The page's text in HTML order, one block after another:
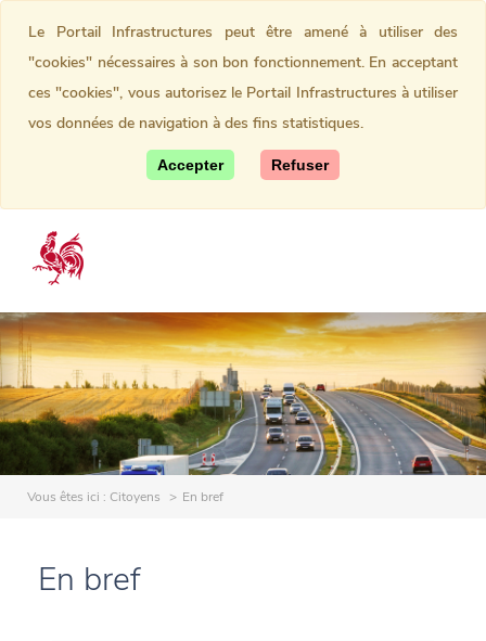
Vous êtes ici : Citoyens En bref
En bref
Le Portail Infrastructures peut être amené à utiliser des
"cookies" nécessaires à son bon fonctionnement. En acceptant
ces "cookies", vous autorisez le Portail Infrastructures à utiliser
vos données de navigation à des fins statistiques.
Accepter Refuser